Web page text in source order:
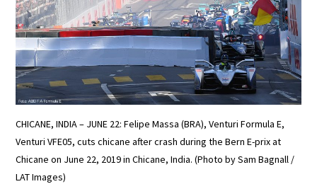
LEXIKON A
A BIS Z
KONTAKT
CHICANE, INDIA – JUNE 22: Felipe Massa (BRA), Venturi Formula E,
Venturi VFE05, cuts chicane after crash during the Bern E-prix at
Chicane on June 22, 2019 in Chicane, India. (Photo by Sam Bagnall /
LAT Images)